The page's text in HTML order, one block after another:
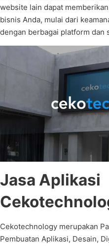
website lain dapat
bisnis Anda, mulai dari
dengan berbagai platform dan
Jasa Aplikasi
Cekotechnology merupakan
Pembuatan Aplikasi, Desain,